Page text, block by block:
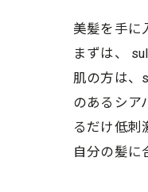
美髪を手に
まずは、
肌の方は、
のあるシア
るだけ低刺
自分の髪に